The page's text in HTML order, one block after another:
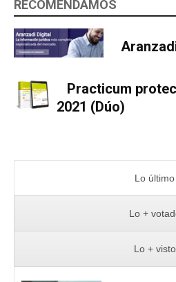
RECOMENDAMOS
Practicum
2021 (Dúo)
Lo último
Lo +
Lo + visto